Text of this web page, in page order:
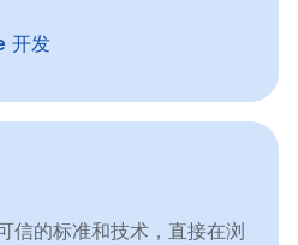
开发
信的标准和技术，直接在浏